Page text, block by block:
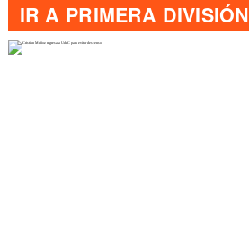
IR A PRIMERA DIVISIÓN